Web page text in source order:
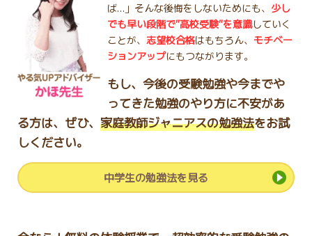
ば…」そんな後悔をしないためにも、 少し
でも早い段階で”高校受験”を意識していく
ことが、志望校合格はもちろん、モチベー
ションアップにもつながります。
もし、今後の受験勉強や今までや
ってきた勉強のやり方に不安があ
る方は、ぜひ、 家庭教師ジャニアスの勉強法をお試
しください。
中学生の勉強法を見る